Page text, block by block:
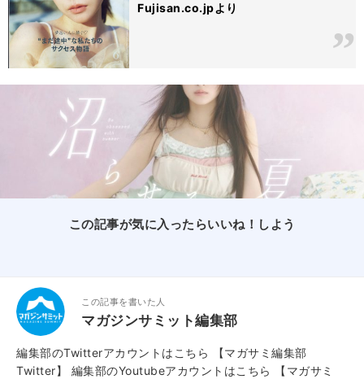
Fujisan.co.jpより
この記事が気に入ったらいいね！しよう
この記事を書いた人
マガジンサミット編集部
編集部のTwitterアカウントはこちら
【マガサミ編集部
Twitter】
編集部のYoutubeアカウントはこちら 【マガサミ